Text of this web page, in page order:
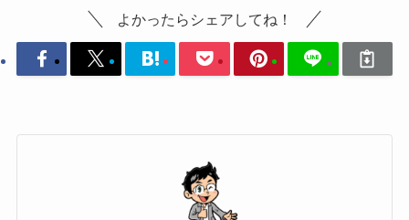
よかったらシェアしてね！